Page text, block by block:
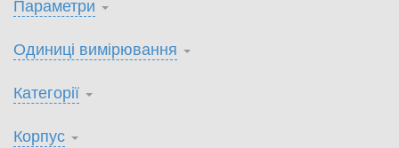
Параметри
Одиниці вимірювання
Категорії
Корпус